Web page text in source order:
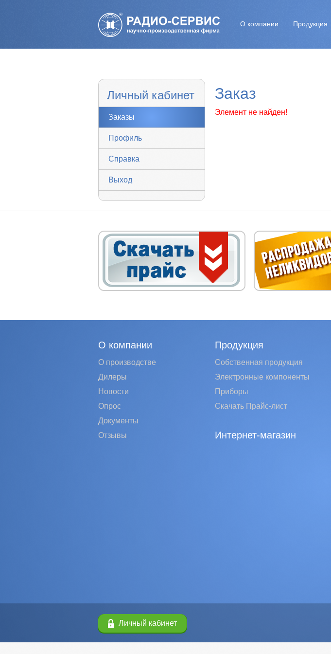
О компании Продукция
Личный кабинет
Заказы
Профиль
Справка
Выход
Заказ
Элемент не найден!
О компании
О производстве
Дилеры
Новости
Опрос
Документы
Отзывы
Продукция
Собственная продукция
Электронные компоненты
Приборы
Скачать Прайс-лист
Интернет-магазин
Личный кабинет